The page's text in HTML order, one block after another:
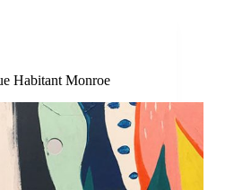
Habitant Monroe